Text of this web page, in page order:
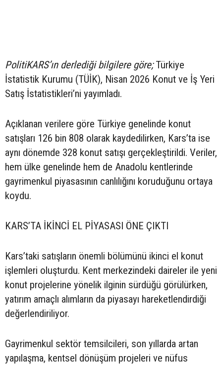
PolitiKARS’ın derlediği bilgilere göre;Türkiye
İstatistik Kurumu (TÜİK), Nisan 2026 Konut ve İş Yeri
Satış İstatistikleri’ni yayımladı.
Açıklanan verilere göre Türkiye genelinde konut
satışları 126 bin 808 olarak kaydedilirken, Kars’ta ise
aynı dönemde 328 konut satışı gerçekleştirildi. Veriler,
hem ülke genelinde hem de Anadolu kentlerinde
gayrimenkul piyasasının canlılığını koruduğunu ortaya
koydu.
KARS’TA İKİNCİ EL PİYASASI ÖNE ÇIKTI
Kars’taki satışların önemli bölümünü ikinci el konut
işlemleri oluşturdu. Kent merkezindeki daireler ile yeni
konut projelerine yönelik ilginin sürdüğü görülürken,
yatırım amaçlı alımların da piyasayı hareketlendirdiği
değerlendiriliyor.
Gayrimenkul sektör temsilcileri, son yıllarda artan
yapılaşma, kentsel dönüşüm projeleri ve nüfus